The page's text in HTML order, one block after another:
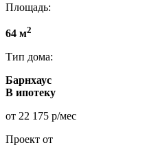
Площадь:
64 м2
Тип дома:
Барнхаус
В ипотеку
от 22 175 р/мес
Проект от